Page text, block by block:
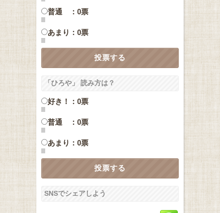
普通 ：0票
あまり：0票
「ひろや」 読み方は？
好き！：0票
普通 ：0票
あまり：0票
SNSでシェアしよう